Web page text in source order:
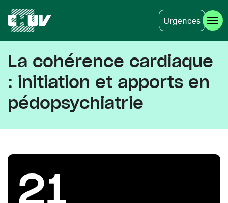
Urgences
La cohérence cardiaque
: initiation et apports en
pédopsychiatrie
21